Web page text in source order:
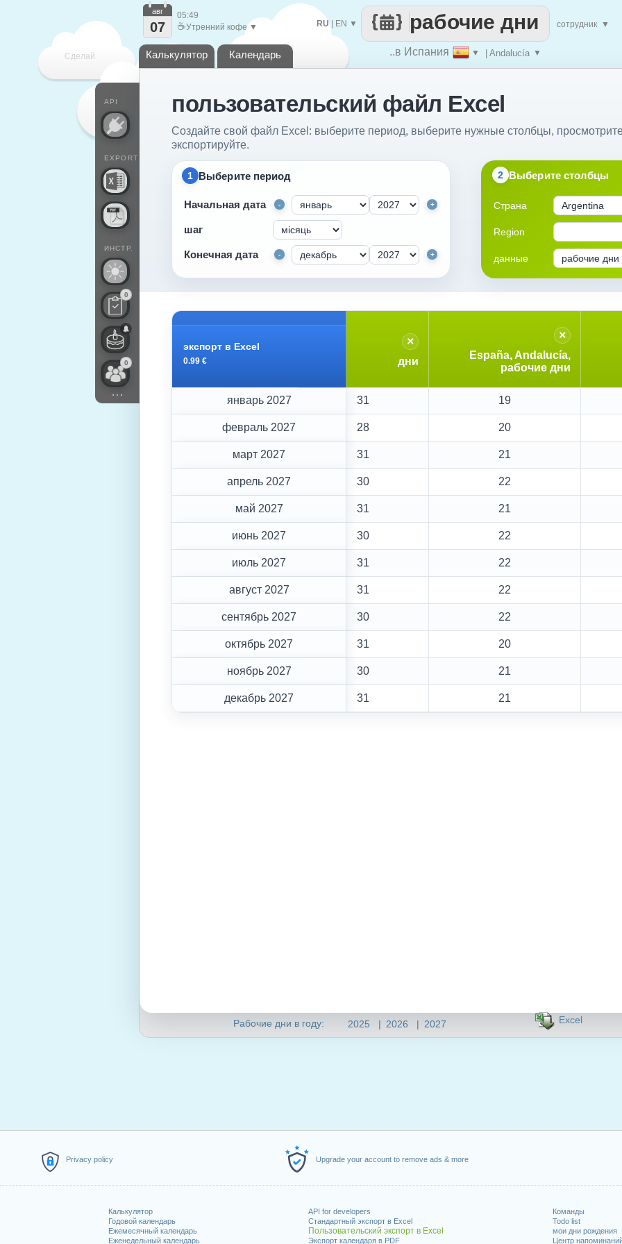
Privacy policy Upgrade your account to remove ads & more
Калькулятор
Годовой календарь
Ежемесячный календарь
Еженедельный календарь
API for developers
Стандартный экспорт в Excel
Пользовательский экспорт в Excel
Экспорт календаря в PDF
Команды
Todo list
мои дни рождения
Центр
Сделай ..в Испания ▼ | Andalucía ▼
рабочие дни
RU| EN ▼ сотрудник ▼
API
EXPORT
ИНСТР.
0
0
...
авг
07
05:49
☕Утренний кофе ▼
Калькулятор Календарь
Рабочие дни в году: 2025 | 2026 | 2027 Excel
пользовательский файл Excel
Создайте свой файл Excel: выберите период, выберите нужные столбцы, просмотрите
экспортируйте.
2 Выберите столбцы
Страна
Region
данные
1 Выберите период
Начальная дата - +
шаг
Конечная дата - +
экспорт в Excel
0.99 €
×
дни
×
España, Andalucía,
рабочие дни
январь 2027 31 19
февраль 2027 28 20
март 2027 31 21
апрель 2027 30 22
май 2027 31 21
июнь 2027 30 22
июль 2027 31 22
август 2027 31 22
сентябрь 2027 30 22
октябрь 2027 31 20
ноябрь 2027 30 21
декабрь 2027 31 21